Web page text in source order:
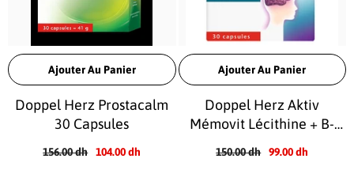
Ajouter Au Panier
Doppel Herz Prostacalm
30 Capsules
156.00 dh 104.00 dh
Ajouter Au Panier
Doppel Herz Aktiv
Mémovit Lécithine + B-
150.00 dh 99.00 dh